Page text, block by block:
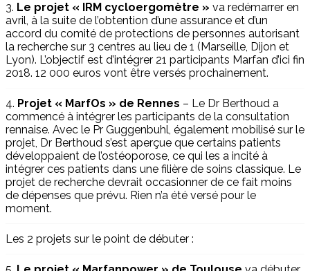
3. Le projet « IRM cycloergomètre » va redémarrer en
avril, à la suite de l’obtention d’une assurance et d’un
accord du comité de protections de personnes autorisant
la recherche sur 3 centres au lieu de 1 (Marseille, Dijon et
Lyon). L’objectif est d’intégrer 21 participants Marfan d’ici fin
2018. 12 000 euros vont être versés prochainement.
4. Projet « MarfOs » de Rennes – Le Dr Berthoud a
commencé à intégrer les participants de la consultation
rennaise. Avec le Pr Guggenbuhl, également mobilisé sur le
projet, Dr Berthoud s’est aperçue que certains patients
développaient de l’ostéoporose, ce qui les a incité à
intégrer ces patients dans une filière de soins classique. Le
projet de recherche devrait occasionner de ce fait moins
de dépenses que prévu. Rien n’a été versé pour le
moment.
Les 2 projets sur le point de débuter :